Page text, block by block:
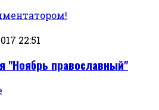
22:51
"Ноябрь православный"